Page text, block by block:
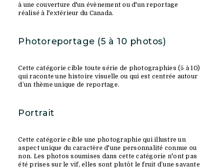
à une couverture d'un évènement ou d'un reportage
réalisé à l'extérieur du Canada.
Photoreportage (5 à 10 photos)
Cette catégorie cible toute série de photographies (5 à 10)
qui raconte une histoire visuelle ou qui est centrée autour
d’un thème unique de reportage.
Portrait
Cette catégorie cible une photographie qui illustre un
aspect unique du caractère d'une personnalité connue ou
non. Les photos soumises dans cette catégorie n'ont pas
été prises sur le vif, elles sont plutôt le fruit d’une savante